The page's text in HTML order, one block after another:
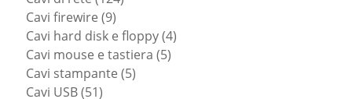
Cavi firewire 99
prodotti
Cavi hard disk e floppy 44
Cavi mouse e tastiera 55
Cavi stampante 55
Cavi USB 5151